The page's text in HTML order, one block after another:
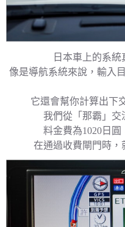
日本車上的系
像是導航系統來說，輸入
它還會幫你計算出下
我們從「那霸」交
料金費為1020日
在通過收費閘門時，